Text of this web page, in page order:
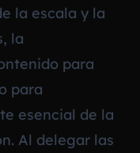
la escala y la
la
para
para
esencial de la
Al delegar las